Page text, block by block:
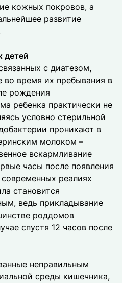
кожных покровов, а
развитие
детей
с диатезом,
во время их пребывания в
рождения
ребенка практически не
условно стерильной
проникают в
молоком –
вскармливание
часы после появления
реалиях
становится
ведь прикладывание
роддомов
спустя 12 часов после
неправильным
среды кишечника,